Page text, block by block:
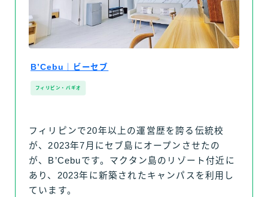
B’Cebu｜ビーセブ
フィリピン・バギオ
フィリピンで20年以上の運営歴を誇る伝統校
が、2023年7月にセブ島にオープンさせたの
が、B’Cebuです。マクタン島のリゾート付近に
あり、2023年に新築されたキャンパスを利用し
ています。